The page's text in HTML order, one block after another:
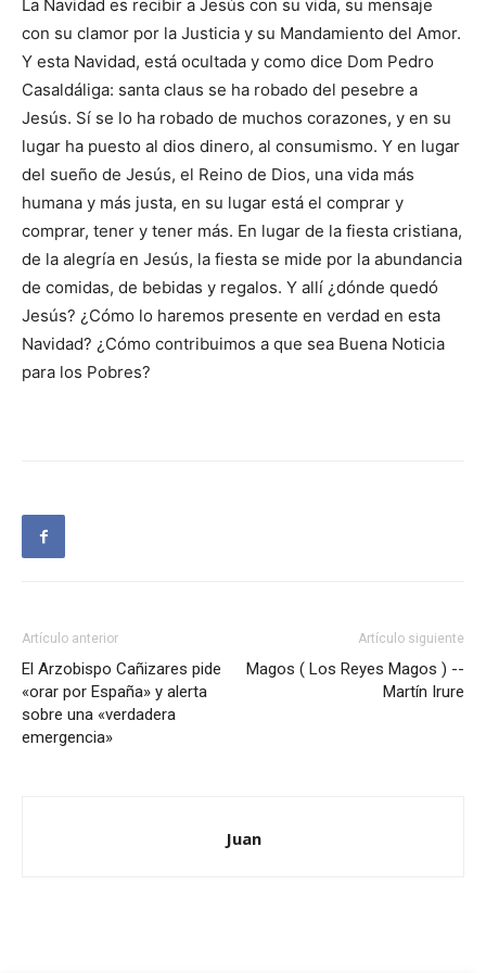
La Navidad es recibir a Jesús con su vida, su mensaje
con su clamor por la Justicia y su Mandamiento del Amor.
Y esta Navidad, está ocultada y como dice Dom Pedro
Casaldáliga: santa claus se ha robado del pesebre a
Jesús. Sí se lo ha robado de muchos corazones, y en su
lugar ha puesto al dios dinero, al consumismo. Y en lugar
del sueño de Jesús, el Reino de Dios, una vida más
humana y más justa, en su lugar está el comprar y
comprar, tener y tener más. En lugar de la fiesta cristiana,
de la alegría en Jesús, la fiesta se mide por la abundancia
de comidas, de bebidas y regalos. Y allí ¿dónde quedó
Jesús? ¿Cómo lo haremos presente en verdad en esta
Navidad? ¿Cómo contribuimos a que sea Buena Noticia
para los Pobres?
Artículo anterior
El Arzobispo Cañizares pide
«orar por España» y alerta
sobre una «verdadera
emergencia»
Artículo siguiente
Magos ( Los Reyes Magos ) --
Martín Irure
Juan